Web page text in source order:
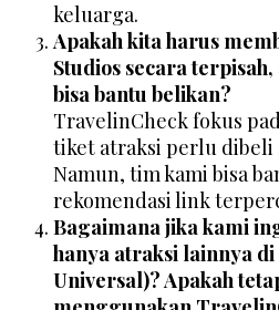
keluarga.
Apakah kita harus
Studios secara
bisa bantu belikan?
TravelinCheck fokus
tiket atraksi perlu dibeli
Namun, tim kami bisa
rekomendasi link
Bagaimana jika kami
hanya atraksi lainnya di
Universal)? Apakah